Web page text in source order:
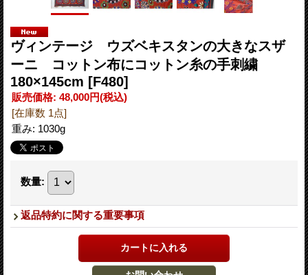
ヴィンテージ ウズベキスタンの大きなスザ
ーニ コットン布にコットン糸の手刺繍
180×145cm [F480]
販売価格: 48,000円(税込)
[在庫数 1点]
重み: 1030g
数量:
返品特約に関する重要事項